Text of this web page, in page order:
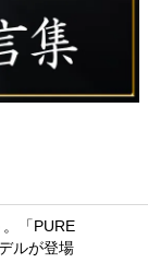
。「PURE
ルが登場